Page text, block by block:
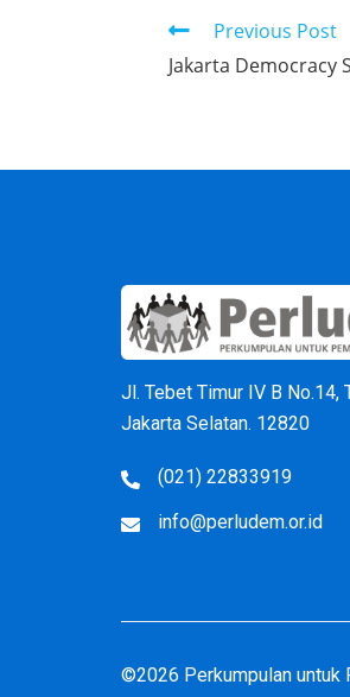
Previous Post
Jakarta
Jl. Tebet Timur IV B No.14,
Jakarta Selatan. 12820
(021) 22833919
info@perludem.or.id
©2026 Perkumpulan untuk